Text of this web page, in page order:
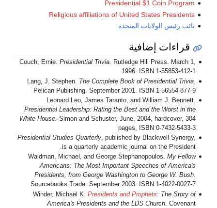
Presidential $1 Coin Program
Religious affiliations of United States Presidents
نائب رئيس الولايات المتحدة
قراءات إضافية
Couch, Ernie. Presidential Trivia. Rutledge Hill Press. March 1,
1996. ISBN 1-55853-412-1
Lang, J. Stephen. The Complete Book of Presidential Trivia.
Pelican Publishing. September 2001. ISBN 1-56554-877-9
Leonard Leo, James Taranto, and William J. Bennett.
Presidential Leadership: Rating the Best and the Worst in the
White House. Simon and Schuster, June, 2004, hardcover, 304
pages, ISBN 0-7432-5433-3
Presidential Studies Quarterly, published by Blackwell Synergy,
is a quarterly academic journal on the President.
Waldman, Michael, and George Stephanopoulos. My Fellow
Americans: The Most Important Speeches of America's
Presidents, from George Washington to George W. Bush.
Sourcebooks Trade. September 2003. ISBN 1-4022-0027-7
Winder, Michael K. Presidents and Prophets: The Story of
America's Presidents and the LDS Church. Covenant